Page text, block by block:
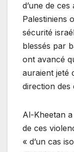
d’une de
Palestiniens
sécurité
blessés par
ont avancé
auraient jeté
direction des
Al-Kheetan
de ces
« d’un cas